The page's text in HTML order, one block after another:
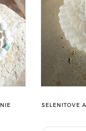
SELENITOVE